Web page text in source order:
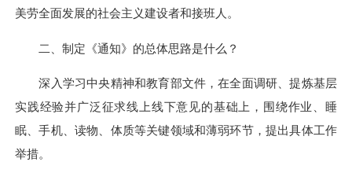
美劳全面发展的社会主义建设者和接班人。
二、制定《通知》的总体思路是什么？
深入学习中央精神和教育部文件，在全面调研、提炼基层
实践经验并广泛征求线上线下意见的基础上，围绕作业、睡
眠、手机、读物、体质等关键领域和薄弱环节，提出具体工作
举措。